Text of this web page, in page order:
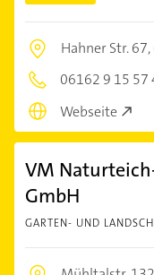
Hahner Str. 67,
06162 9 15 57
Webseite
VM
GmbH
GARTEN- UND